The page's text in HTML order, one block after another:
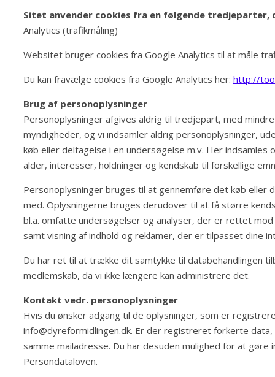
Sitet anvender cookies fra en følgende tredjeparter,
Analytics (trafikmåling)
Websitet bruger cookies fra Google Analytics til at måle
Du kan fravælge cookies fra Google Analytics her: http://
Brug af personoplysninger
Personoplysninger afgives aldrig til tredjepart, med
myndigheder, og vi indsamler aldrig personoplysninger,
køb eller deltagelse i en undersøgelse m.v. Her indsamles
alder, interesser, holdninger og kendskab til forskellige
Personoplysninger bruges til at gennemføre det køb eller
med. Oplysningerne bruges derudover til at få større
bl.a. omfatte undersøgelser og analyser, der er rettet
samt visning af indhold og reklamer, der er tilpasset dine
Du har ret til at trække dit samtykke til databehandlingen
medlemskab, da vi ikke længere kan administrere det.
Kontakt vedr. personoplysninger
Hvis du ønsker adgang til de oplysninger, som er
info@dyreformidlingen.dk. Er der registreret forkerte
samme mailadresse. Du har desuden mulighed for at
Persondataloven.